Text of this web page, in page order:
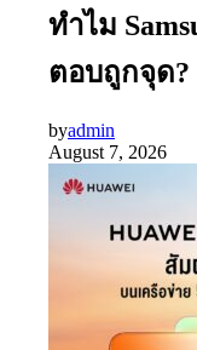
ทำไม
ตอบถูกจุด?
byadmin
August 7, 2026